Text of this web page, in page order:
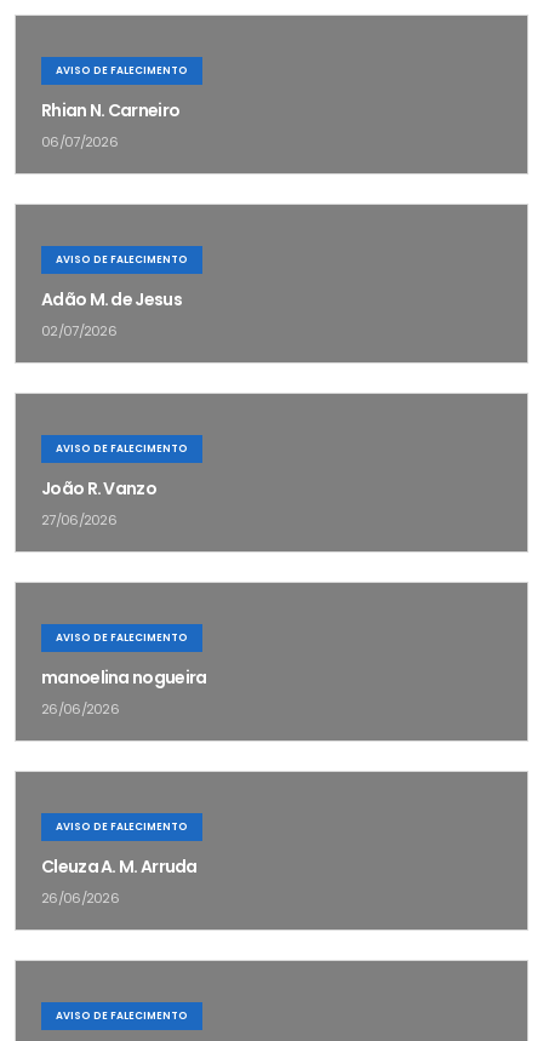
AVISO DE FALECIMENTO
Rhian N. Carneiro
06/07/2026
AVISO DE FALECIMENTO
Adão M. de Jesus
02/07/2026
AVISO DE FALECIMENTO
João R. Vanzo
27/06/2026
AVISO DE FALECIMENTO
manoelina nogueira
26/06/2026
AVISO DE FALECIMENTO
Cleuza A. M. Arruda
26/06/2026
AVISO DE FALECIMENTO